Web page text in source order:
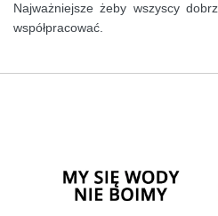
Najważniejsze żeby wszyscy
współpracować.